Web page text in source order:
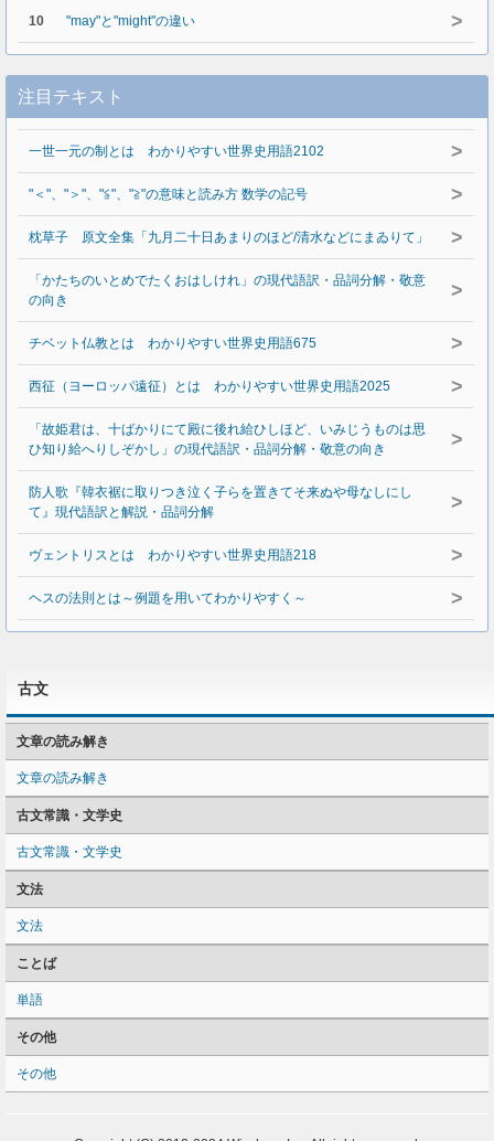
10 "may"と"might"の違い >
注目テキスト
一世一元の制とは わかりやすい世界史用語2102 >
"＜"、"＞"、"≦"、"≧"の意味と読み方 数学の記号 >
枕草子 原文全集「九月二十日あまりのほど/清水などにまゐりて」 >
「かたちのいとめでたくおはしけれ」の現代語訳・品詞分解・敬意
の向き
>
チベット仏教とは わかりやすい世界史用語675 >
西征（ヨーロッパ遠征）とは わかりやすい世界史用語2025 >
「故姫君は、十ばかりにて殿に後れ給ひしほど、いみじうものは思
ひ知り給へりしぞかし」の現代語訳・品詞分解・敬意の向き
>
防人歌『韓衣裾に取りつき泣く子らを置きてそ来ぬや母なしにし
て』現代語訳と解説・品詞分解
>
ヴェントリスとは わかりやすい世界史用語218 >
ヘスの法則とは～例題を用いてわかりやすく～ >
古文
文章の読み解き
文章の読み解き
古文常識・文学史
古文常識・文学史
文法
文法
ことば
単語
その他
その他